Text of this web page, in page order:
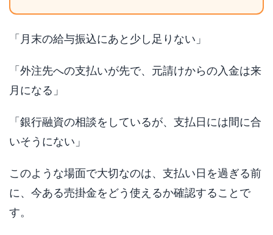
「月末の給与振込にあと少し足りない」
「外注先への支払いが先で、元請けからの入金は来
月になる」
「銀行融資の相談をしているが、支払日には間に合
いそうにない」
このような場面で大切なのは、支払い日を過ぎる前
に、今ある売掛金をどう使えるか確認することで
す。